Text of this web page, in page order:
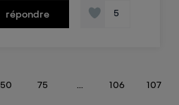
répondre 5
50 75 106 107